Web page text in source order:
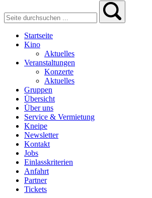
Startseite
Kino
Aktuelles
Veranstaltungen
Konzerte
Aktuelles
Gruppen
Übersicht
Über uns
Service & Vermietung
Kneipe
Newsletter
Kontakt
Jobs
Einlasskriterien
Anfahrt
Partner
Tickets